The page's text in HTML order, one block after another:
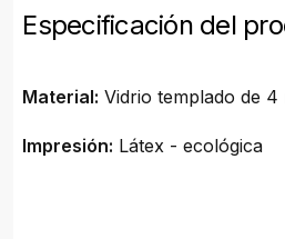
Especificación del
Material: Vidrio templado de
Impresión: Látex - ecológica